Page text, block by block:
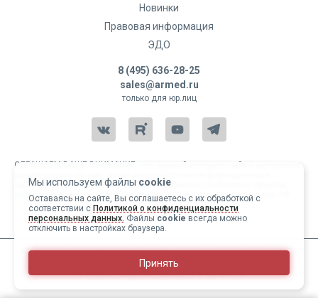
Мы используем файлы cookie
Оставаясь на сайте, Вы соглашаетесь с их обработкой с
соответствии с Политикой о конфиденциальности
персональных данных. Файлы cookie всегда можно
отключить в настройках браузера.
Принять
Новинки
Правовая информация
ЭДО
8 (495) 636-28-25
sales@armed.ru
только для юр.лиц
ОБРАЩАЕМ ВАШЕ ВНИМАНИЕ, что данный интернет-сайт и материалы,
характер и ни при каких условиях не являются публичной офертой,
определяемой положениями статьи 437 Гражданского кодекса РФ.
Copyright 2004-2026 © Армед
ИМЕЮТСЯ ПРОТИВОПОКАЗАНИЯ, ПЕРЕД ИСПОЛЬЗОВАНИЕМ
НЕОБХОДИМО ОЗНАКОМИТЬСЯ С ИНСТРУКЦИЕЙ И
ПРОКОНСУЛЬТИРОВАТЬСЯ С ВРАЧОМ